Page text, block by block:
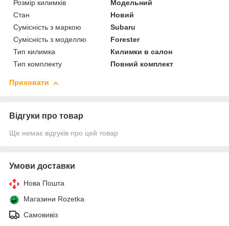
Розмір килимків
Модельний
Стан
Новий
Сумісність з маркою
Subaru
Сумісність з моделлю
Forester
Тип килимка
Килимки в салон
Тип комплекту
Повний комплект
Приховати
Відгуки про товар
Ще немає відгуків про цей товар
Умови доставки
Нова Пошта
Магазини Rozetka
Самовивіз